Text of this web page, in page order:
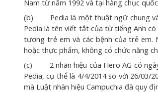
Nam từ năm 1992 và tại hàng chục
(b) Pedia là một thuật ngữ chung và
Pedia là tên viết tắt của từ tiếng Anh
tượng trẻ em và các bệnh của trẻ
hoặc thực phẩm, không có chức năng
(c) 2 nhãn hiệu của Hero AG có ngày
Pedia, cụ thể là 4/4/2014 so với 26/03/
mà Luật nhãn hiệu Campuchia đã quy